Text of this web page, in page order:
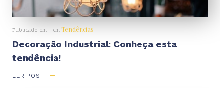
Publicado em em Tendências
Decoração Industrial: Conheça esta
tendência!
LER POST